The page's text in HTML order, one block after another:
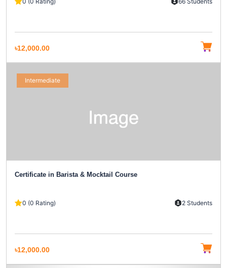
৳12,000.00
Intermediate
Certificate in Barista & Mocktail Course
0 (0 Rating) 2 Students
৳12,000.00